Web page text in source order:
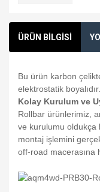
ÜRÜN BİLGİSİ
Bu ürün karbon
elektrostatik boyalıdır.
Kolay Kurulum ve
Rollbar ürünlerimiz,
ve kurulumu oldukça
montaj işlemini
off-road macerasına